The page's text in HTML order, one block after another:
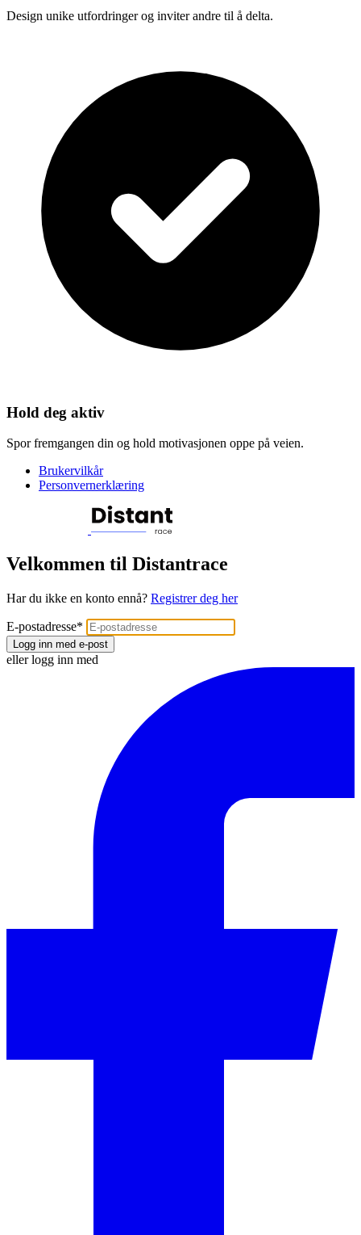
Design unike utfordringer og inviter andre til å delta.
Hold deg aktiv
Spor fremgangen din og hold motivasjonen oppe på veien.
Brukervilkår
Personvernerklæring
Velkommen til Distantrace
Har du ikke en konto ennå? Registrer deg her
E-postadresse*
Logg inn med e-post
eller logg inn med